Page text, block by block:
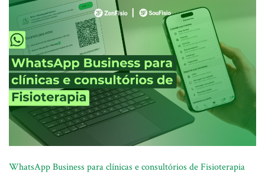
WhatsApp Business para clínicas e consultórios de Fisioterapia